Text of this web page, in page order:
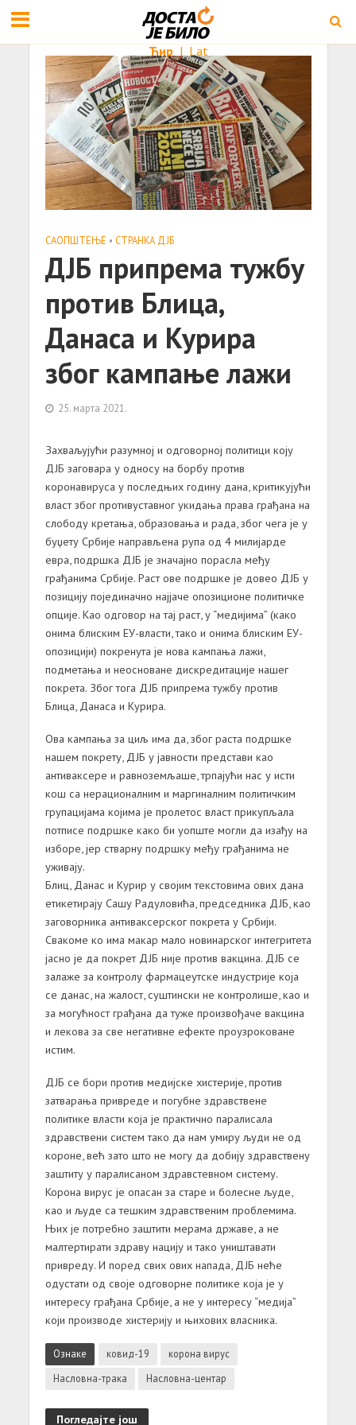
Ћир | Lat
САОПШТЕЊE • СТРАНКА ДЈБ
ДЈБ припрема тужбу
против Блица,
Данаса и Курира
због кампање лажи
25. марта 2021.
Захваљујући разумној и одговорној политици коју
ДЈБ заговара у односу на борбу против
коронавируса у последњих годину дана, критикујући
власт због противуставног укидања права грађана на
слободу кретања, образовања и рада, због чега је у
буџету Србије направљена рупа од 4 милијарде
евра, подршка ДЈБ је значајно порасла међу
грађанима Србије. Раст ове подршке је довео ДЈБ у
позицију појединачно најјаче опозиционе политичке
опције. Као одговор на тај раст, у “медијима” (како
онима блиским ЕУ-власти, тако и онима блиским ЕУ-
опозицији) покренута је нова кампања лажи,
подметања и неосноване дискредитације нашег
покрета. Због тога ДЈБ припрема тужбу против
Блица, Данаса и Курира.
Ова кампања за циљ има да, због раста подршке
нашем покрету, ДЈБ у јавности представи као
антиваксере и равноземљаше, трпајући нас у исти
кош са нерационалним и маргиналним политичким
групацијама којима је пролетос власт прикупљала
потписе подршке како би уопште могли да изађу на
изборе, јер стварну подршку међу грађанима не
уживају.
Блиц, Данас и Курир у својим текстовима ових дана
етикетирају Сашу Радуловића, председника ДЈБ, као
заговорника антиваксерског покрета у Србији.
Свакоме ко има макар мало новинарског интегритета
јасно је да покрет ДЈБ није против вакцина. ДЈБ се
залаже за контролу фармацеутске индустрије која
се данас, на жалост, суштински не контролише, као и
за могућност грађана да туже произвођаче вакцина
и лекова за све негативне ефекте проузроковане
истим.
ДЈБ се бори против медијске хистерије, против
затварања привреде и погубне здравствене
политике власти која је практично паралисала
здравствени систем тако да нам умиру људи не од
короне, већ зато што не могу да добију здравствену
заштиту у паралисаном здравстевном систему.
Корона вирус је опасан за старе и болесне људе,
као и људе са тешким здравственим проблемима.
Њих је потребно заштити мерама државе, а не
малтертирати здраву нацију и тако уништавати
привреду. И поред свих ових напада, ДЈБ неће
одустати од своје одговорне политике која је у
интересу грађана Србије, а не у интересу “медија”
који производе хистерију и њихових власника.
Ознаке ковид-19
корона вирус
Насловна-трака
Насловна-центар
Погледајте још